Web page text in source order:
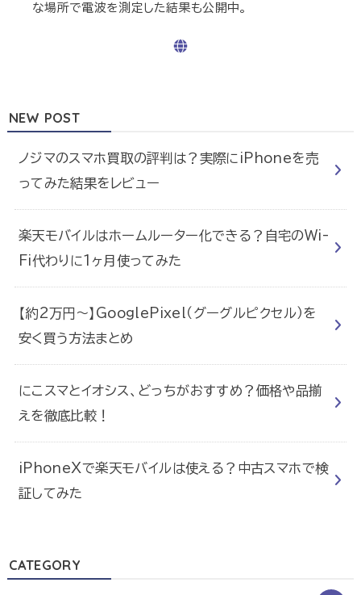
な場所で電波を測定した結果も公開中。
NEW POST
ノジマのスマホ買取の評判は？実際にiPhoneを売
ってみた結果をレビュー
楽天モバイルはホームルーター化できる？自宅のWi-
Fi代わりに1ヶ月使ってみた
【約2万円〜】GooglePixel（グーグルピクセル）を
安く買う方法まとめ
にこスマとイオシス、どっちがおすすめ？価格や品揃
えを徹底比較！
iPhoneXで楽天モバイルは使える？中古スマホで検
証してみた
CATEGORY